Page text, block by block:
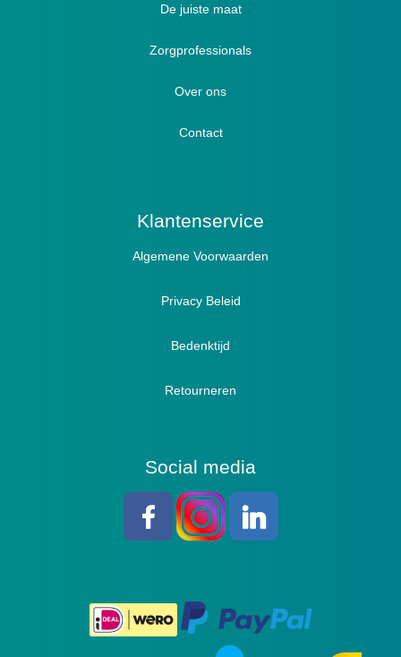
Luxe verbandschoenen / stretch (Hallux)
Diabetici
Winterboots
Lymph / Oedeem
Actief
Pantoffels
Sandalen
Diabetici
Oedeem
Hallux Valgus
Hamertenen
De juiste maat
Zorgprofessionals
Over ons
Contact
Klantenservice
Algemene Voorwaarden
Privacy Beleid
Bedenktijd
Retourneren
Social media